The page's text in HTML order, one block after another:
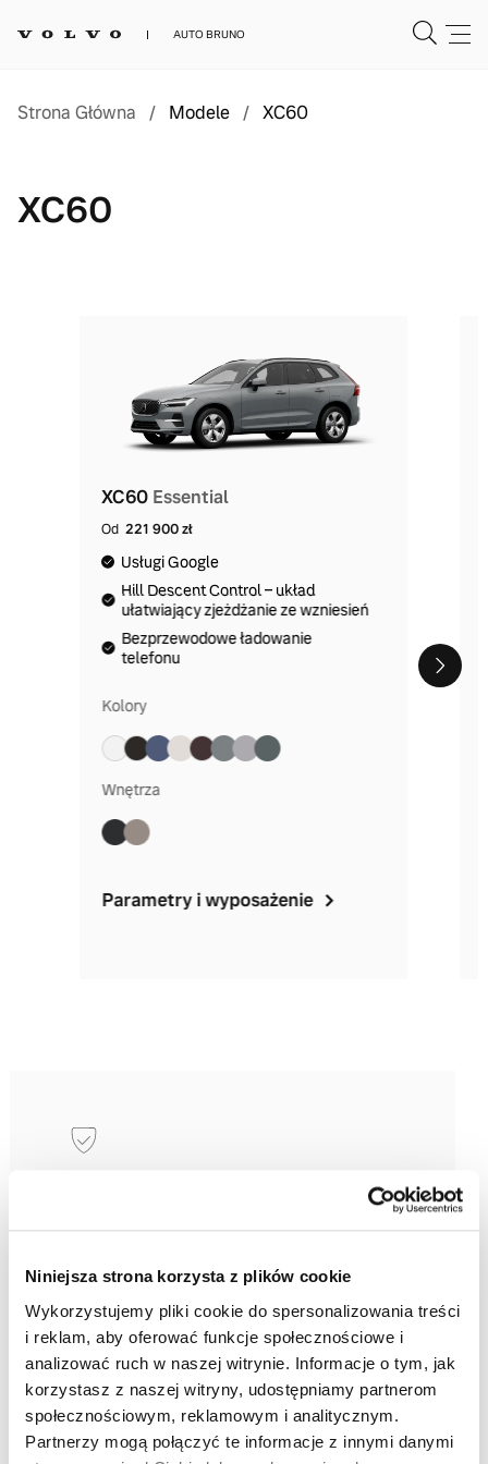
Niniejsza strona korzysta z plików cookie
Wykorzystujemy pliki cookie do spersonalizowania treści
i reklam, aby oferować funkcje społecznościowe i
analizować ruch w naszej witrynie. Informacje o tym, jak
korzystasz z naszej witryny, udostępniamy partnerom
społecznościowym, reklamowym i analitycznym.
Partnerzy mogą połączyć te informacje z innymi danymi
AUTO BRUNO
Strona Główna / Modele / XC60
XC60
XC60 Essential
Od221 900 zł
Usługi Google
Hill Descent Control – układ
ułatwiający zjeżdżanie ze wzniesień
Bezprzewodowe ładowanie
telefonu
Kolory
Wnętrza
Parametry i wyposażenie
uzupełniają zaawansowane funkcje
bezpieczeństwa, dbające nie tylko
o Ciebie i Twoich pasażerów, ale
również o innych uczestników ruchu.